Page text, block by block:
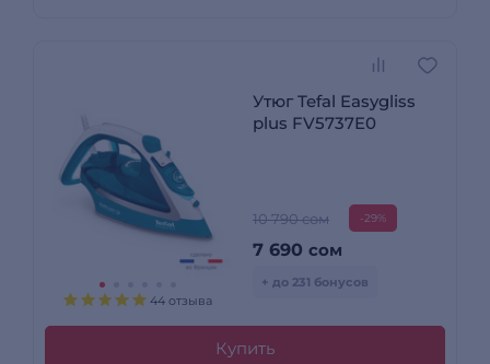
44 отзыва
Утюг Tefal Easygliss
plus FV5737E0
10 790 сом -29%
7 690 сом
+ до 231 бонусов
Купить